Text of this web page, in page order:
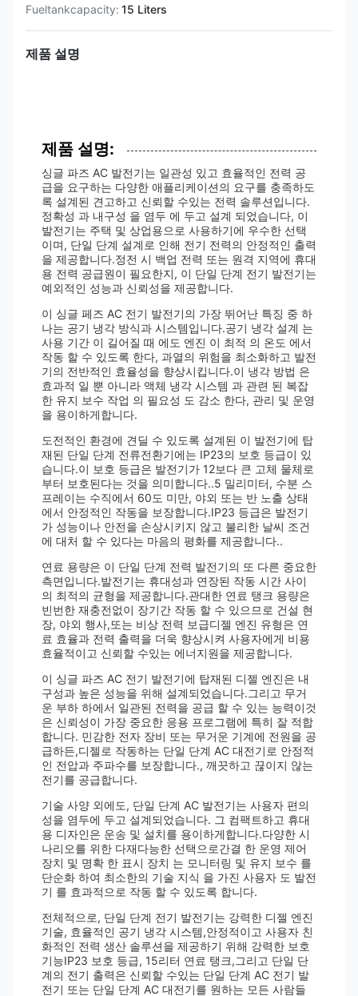
Fueltankcapacity: 15 Liters
제품 설명
제품 설명:
싱글 파즈 AC 발전기는 일관성 있고 효율적인 전력 공
급을 요구하는 다양한 애플리케이션의 요구를 충족하도
록 설계된 견고하고 신뢰할 수있는 전력 솔루션입니다.
정확성 과 내구성 을 염두 에 두고 설계 되었습니다, 이
발전기는 주택 및 상업용으로 사용하기에 우수한 선택
이며, 단일 단계 설계로 인해 전기 전력의 안정적인 출력
을 제공합니다.정전 시 백업 전력 또는 원격 지역에 휴대
용 전력 공급원이 필요한지, 이 단일 단계 전기 발전기는
예외적인 성능과 신뢰성을 제공합니다.
이 싱글 페즈 AC 전기 발전기의 가장 뛰어난 특징 중 하
나는 공기 냉각 방식과 시스템입니다.공기 냉각 설계 는
사용 기간 이 길어질 때 에도 엔진 이 최적 의 온도 에서
작동 할 수 있도록 한다, 과열의 위험을 최소화하고 발전
기의 전반적인 효율성을 향상시킵니다.이 냉각 방법 은
효과적 일 뿐 아니라 액체 냉각 시스템 과 관련 된 복잡
한 유지 보수 작업 의 필요성 도 감소 한다, 관리 및 운영
을 용이하게합니다.
도전적인 환경에 견딜 수 있도록 설계된 이 발전기에 탑
재된 단일 단계 전류전환기에는 IP23의 보호 등급이 있
습니다.이 보호 등급은 발전기가 12보다 큰 고체 물체로
부터 보호된다는 것을 의미합니다..5 밀리미터, 수분 스
프레이는 수직에서 60도 미만, 야외 또는 반 노출 상태
에서 안정적인 작동을 보장합니다.IP23 등급은 발전기
가 성능이나 안전을 손상시키지 않고 불리한 날씨 조건
에 대처 할 수 있다는 마음의 평화를 제공합니다..
연료 용량은 이 단일 단계 전력 발전기의 또 다른 중요한
측면입니다.발전기는 휴대성과 연장된 작동 시간 사이
의 최적의 균형을 제공합니다.관대한 연료 탱크 용량은
빈번한 재충전없이 장기간 작동 할 수 있으므로 건설 현
장, 야외 행사,또는 비상 전력 보급디젤 엔진 유형은 연
료 효율과 전력 출력을 더욱 향상시켜 사용자에게 비용
효율적이고 신뢰할 수있는 에너지원을 제공합니다.
이 싱글 파즈 AC 전기 발전기에 탑재된 디젤 엔진은 내
구성과 높은 성능을 위해 설계되었습니다.그리고 무거
운 부하 하에서 일관된 전력을 공급 할 수 있는 능력이것
은 신뢰성이 가장 중요한 응용 프로그램에 특히 잘 적합
합니다. 민감한 전자 장비 또는 무거운 기계에 전원을 공
급하든,디젤로 작동하는 단일 단계 AC 대전기로 안정적
인 전압과 주파수를 보장합니다., 깨끗하고 끊이지 않는
전기를 공급합니다.
기술 사양 외에도, 단일 단계 AC 발전기는 사용자 편의
성을 염두에 두고 설계되었습니다. 그 컴팩트하고 휴대
용 디자인은 운송 및 설치를 용이하게합니다.다양한 시
나리오를 위한 다재다능한 선택으로간결 한 운영 제어
장치 및 명확 한 표시 장치 는 모니터링 및 유지 보수 를
단순화 하여 최소한의 기술 지식 을 가진 사용자 도 발전
기 를 효과적으로 작동 할 수 있도록 합니다.
전체적으로, 단일 단계 전기 발전기는 강력한 디젤 엔진
기술, 효율적인 공기 냉각 시스템,안정적이고 사용자 친
화적인 전력 생산 솔루션을 제공하기 위해 강력한 보호
기능IP23 보호 등급, 15리터 연료 탱크,그리고 단일 단
계의 전기 출력은 신뢰할 수있는 단일 단계 AC 전기 발
전기 또는 단일 단계 AC 대전기를 원하는 모든 사람들